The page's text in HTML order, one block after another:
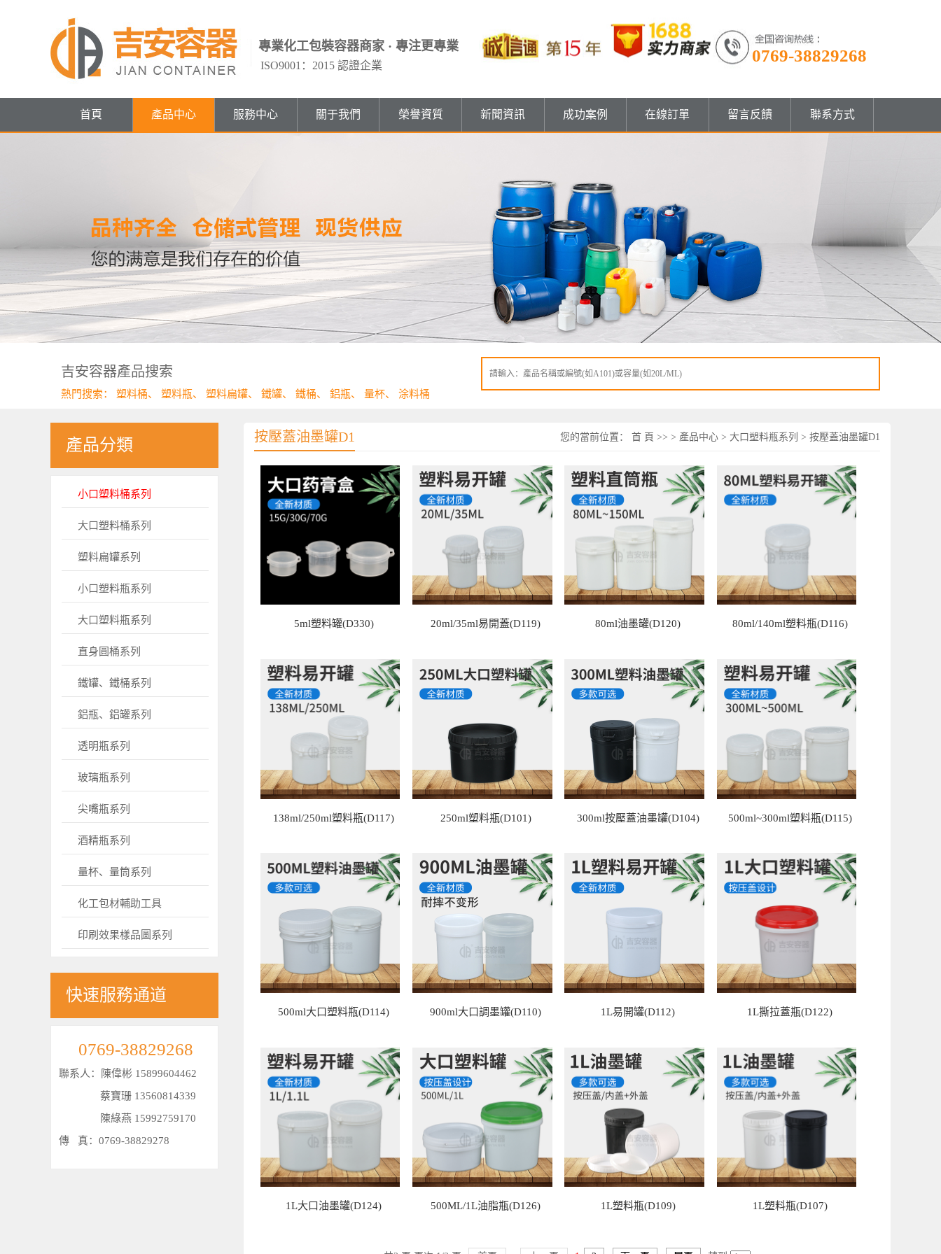
專業化工包裝容器商家 · 專注更專業
ISO9001：2015 認證企業
0769-38829268
首頁 產品中心
MORE+
塑料扁罐系列
小口塑料瓶系列
鐵罐、鐵桶系列
鋁瓶、鋁罐系列
玻璃瓶系列
尖嘴瓶系列
酒精瓶系列
化工包材輔助工具
印刷效果樣品圖系列
服務中心
MORE+
服務優勢
關于我們
MORE+
合作伙伴
成長歷程
公司活動
榮譽資質 新聞資訊
企業資訊
行業動態
常見問題
成功案例 在線訂單 留言反饋 聯系方式
吉安容器產品搜索
熱門搜索： 塑料桶、 塑料瓶、 塑料扁罐、 鐵罐、 鐵桶、 鋁瓶、 量杯、 涂料桶
產品分類
小口塑料桶系列
大口塑料桶系列
塑料扁罐系列
小口塑料瓶系列
大口塑料瓶系列
直身圓桶系列
鐵罐、鐵桶系列
鋁瓶、鋁罐系列
透明瓶系列
玻璃瓶系列
尖嘴瓶系列
酒精瓶系列
量杯、量筒系列
化工包材輔助工具
印刷效果樣品圖系列
快速服務通道
0769-38829268
聯系人：陳偉彬 15899604462
蔡寶珊 13560814339
陳綠燕 15992759170
傳 真：0769-38829278
按壓蓋油墨罐D1 您的當前位置： 首 頁 >> > 產品中心 > 大口塑料瓶系列 > 按壓蓋油墨罐D1
5ml塑料罐(D330) 20ml/35ml易開蓋(D119) 80ml油墨罐(D120) 80ml/140ml塑料瓶(D116)
138ml/250ml塑料瓶(D117) 250ml塑料瓶(D101) 300ml按壓蓋油墨罐(D104) 500ml~300ml塑料瓶(D115)
500ml大口塑料瓶(D114) 900ml大口調墨罐(D110) 1L易開罐(D112) 1L撕拉蓋瓶(D122)
1L大口油墨罐(D124) 500ML/1L油脂瓶(D126) 1L塑料瓶(D109) 1L塑料瓶(D107)